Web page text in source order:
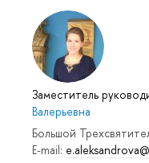
Заместитель
Валерьевна
Большой
E-mail: